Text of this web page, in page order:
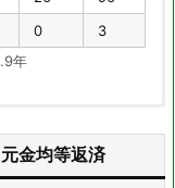
0
3
年
26～
30年
31年
～
元金均等返済